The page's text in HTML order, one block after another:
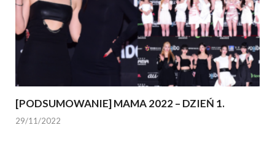
[PODSUMOWANIE] MAMA 2022 – DZIEŃ 1.
29/11/2022